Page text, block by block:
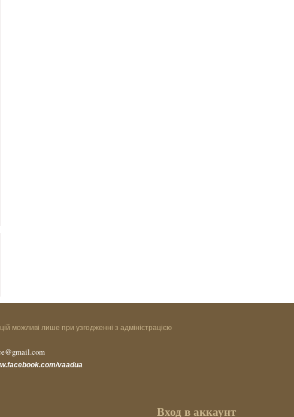
можливі лише при узгодженні з адміністрацією
vaadua
Вход в аккаунт